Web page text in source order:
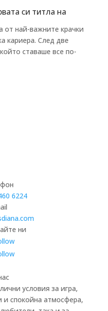
си титла на
от най-важните крачки
кариера. След две
ставаше все по-
6224­
ни
условия за игра,
и спокойна атмосфера,